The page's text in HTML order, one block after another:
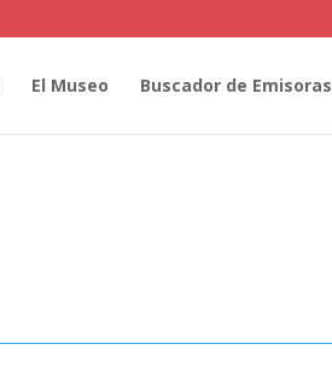
El Museo Buscador de Emisoras